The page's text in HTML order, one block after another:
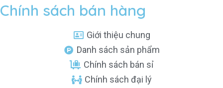
Chính sách bán hàng
Giới thiệu chung
Danh sách sản phẩm
Chính sách bán sỉ
Chính sách đại lý